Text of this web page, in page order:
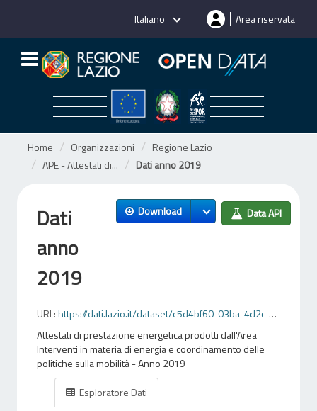
Italiano Area riservata
Home Organizzazioni
Regione Lazio
APE - Attestati di...
Dati anno 2019
Download Data API
Dati
anno
2019
URL:https://dati.lazio.it/dataset/c5d4bf60-03ba-4d2c-a94f-93d71f843d9e/resource/c7f76114-6220-40cb-bc2b-bc327675a821/download/2019-ape.csv
Attestati di prestazione energetica prodotti dall'Area
Interventi in materia di energia e coordinamento delle
politiche sulla mobilità - Anno 2019
Esploratore Dati